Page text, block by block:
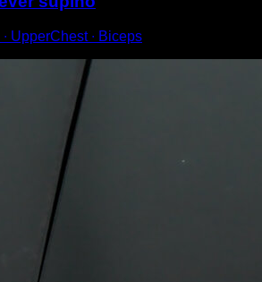
UpperChest ∙ Biceps